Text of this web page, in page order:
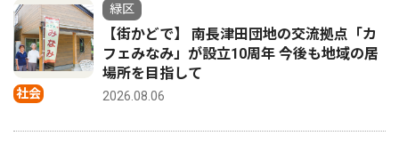
社会
緑区
【街かどで】 南長津田団地の交流拠点「カ
フェみなみ」が設立10周年 今後も地域の居
場所を目指して
2026.08.06